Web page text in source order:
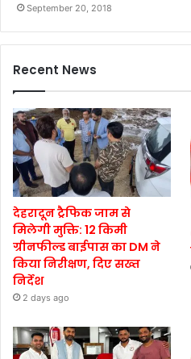
September 20, 2018
Recent News
देहरादून ट्रैफिक जाम से
मिलेगी मुक्ति: 12 किमी
ग्रीनफील्ड बाईपास का DM ने
किया निरीक्षण, दिए सख्त
निर्देश
2 days ago